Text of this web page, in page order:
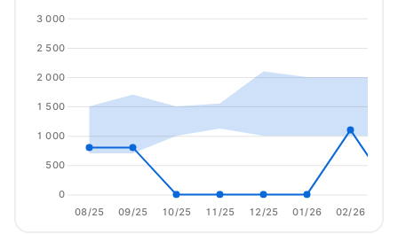
08/25 09/25 10/25 11/25 12/25 01/26 02/26
0
500
1 000
1 500
2 000
2 500
3 000